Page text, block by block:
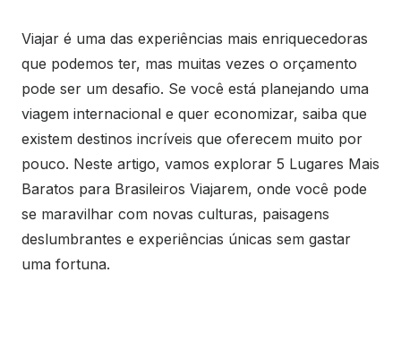
Viajar é uma das experiências mais enriquecedoras
que podemos ter, mas muitas vezes o orçamento
pode ser um desafio. Se você está planejando uma
viagem internacional e quer economizar, saiba que
existem destinos incríveis que oferecem muito por
pouco. Neste artigo, vamos explorar 5 Lugares Mais
Baratos para Brasileiros Viajarem, onde você pode
se maravilhar com novas culturas, paisagens
deslumbrantes e experiências únicas sem gastar
uma fortuna.